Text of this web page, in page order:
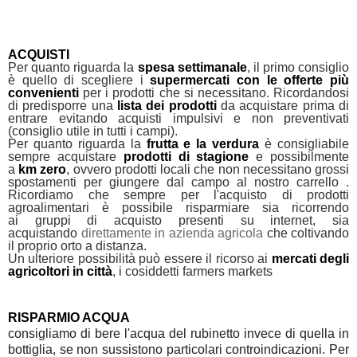
ACQUISTI
Per quanto riguarda la spesa settimanale, il primo consiglio
è quello di scegliere isupermercati con le offerte più
convenienti per i prodotti che si necessitano. Ricordandosi
di predisporre una
lista dei prodottida acquistare prima di
entrare evitando acquisti impulsivi e non preventivati
(consiglio utile in tutti i campi).
Per quanto riguarda la frutta e la verdura è consigliabile
sempre acquistare prodotti di stagione e possibilmente
a km zero, ovvero prodotti locali che non necessitano grossi
spostamenti per giungere dal campo al nostro carrello .
Ricordiamo che sempre per l'acquisto di prodotti
agroalimentari è possibile risparmiare sia ricorrendo
ai gruppi di acquisto presenti su internet, sia
acquistando direttamente in azienda agricola che coltivando
il proprio orto a distanza.
Un ulteriore possibilità può essere il ricorso ai mercati degli
agricoltori in città, i cosiddetti farmers markets
RISPARMIO ACQUA
consigliamo di bere l'acqua del rubinetto invece di quella in
bottiglia, se non sussistono particolari controindicazioni. Per